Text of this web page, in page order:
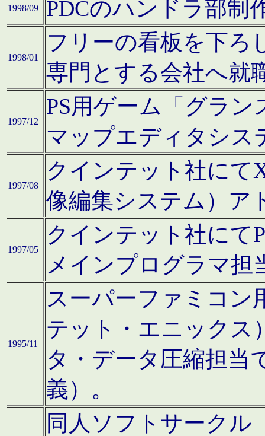
1998/09 PDCのハンドラ部制
1998/01
フリーの看板を下ろ
専門とする会社へ就
1997/12
PS用ゲーム「グラン
マップエディタシス
1997/08
クインテット社にて
像編集システム）ア
1997/05
クインテット社にて
メインプログラマ担
1995/11
スーパーファミコン
テット・エニックス
タ・データ圧縮担当
義）。
同人ソフトサークル